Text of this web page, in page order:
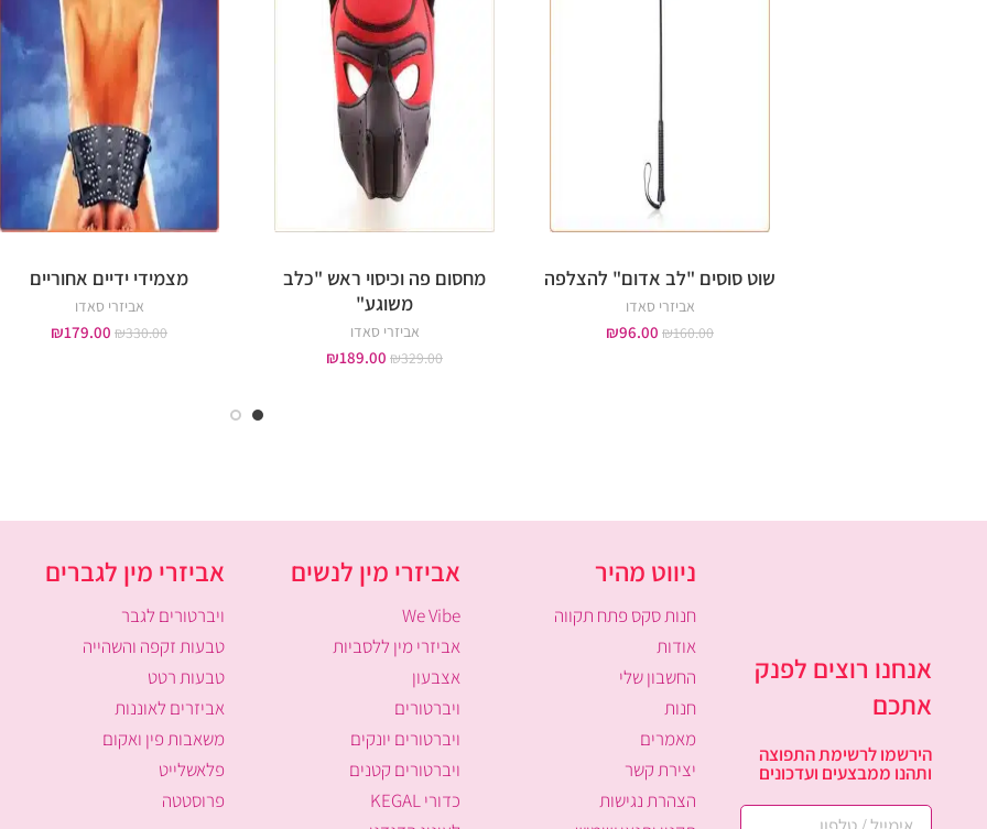
שוט סוסים "לב אדום" להצלפה
אביזרי סאדו
₪160.00
₪96.00
מחסום פה וכיסוי ראש "כלב
משוגע"
אביזרי סאדו
₪329.00
₪189.00
מצמידי ידיים אחוריים
אביזרי סאדו
₪330.00
₪179.00
אנחנו רוצים לפנק
אתכם
הירשמו לרשימת התפוצה
ותהנו ממבצעים ועדכונים
ניווט מהיר
חנות סקס פתח תקווה
אודות
החשבון שלי
חנות
מאמרים
יצירת קשר
הצהרת נגישות
אביזרי מין לנשים
We Vibe
אביזרי מין ללסביות
אצבעון
ויברטורים
ויברטורים יונקים
ויברטורים קטנים
כדורי KEGAL
אביזרי מין לגברים
ויברטורים לגבר
טבעות זקפה והשהייה
טבעות רטט
אביזרים לאוננות
משאבות פין ואקום
פלאשלייט
פרוסטטה